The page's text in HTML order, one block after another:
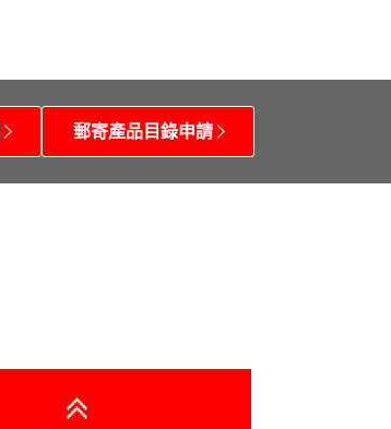
郵寄產品目錄申請